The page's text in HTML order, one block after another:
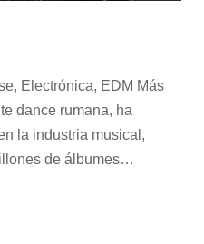
Electrónica, EDM Más
dance rumana, ha
la industria musical,
de álbumes…